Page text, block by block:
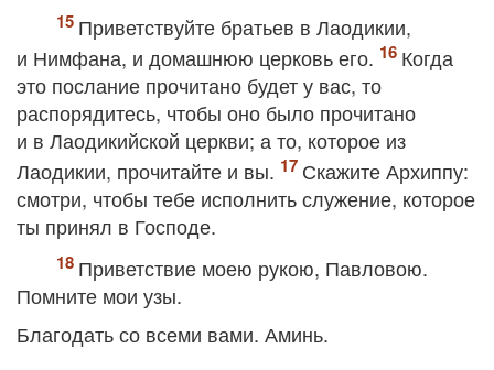
Приветствуйте братьев в Лаодикии,
и Нимфана, и домашнюю церковь его.
Когда
это послание прочитано будет у вас, то
распорядитесь, чтобы оно было прочитано
и в Лаодикийской церкви; а то, которое из
Лаодикии, прочитайте и вы.
Скажите Архиппу:
смотри, чтобы тебе исполнить служение, которое
ты принял в Господе.
Приветствие моею рукою, Павловою.
Помните мои узы.
Благодать со всеми вами. Аминь.